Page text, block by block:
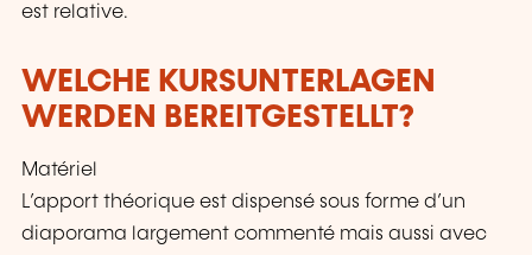
est relative.
WELCHE KURSUNTERLAGEN
WERDEN BEREITGESTELLT?
Matériel
L’apport théorique est dispensé sous forme d’un
diaporama largement commenté mais aussi avec